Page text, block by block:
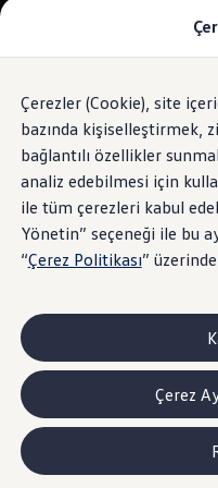
Çerezler (Cookie), site
bazında kişiselleştirmek,
bağlantılı özellikler
analiz edebilmesi için
ile tüm çerezleri kabul
Yönetin” seçeneği ile bu
“Çerez Politikası”
Çerez
Geri
Dönün
Skip
to
footer
Elektrikli Araçlar
Elektrikli
Satış Sonrası
Elektrikli
Elektrikli
ID. Teknolojisi
Rejeneratif
Batarya
Batarya
Golf Yaz
vdf Klasik
Servis
Her Yaş
Kredi Çözümleri
İç
Şık ve